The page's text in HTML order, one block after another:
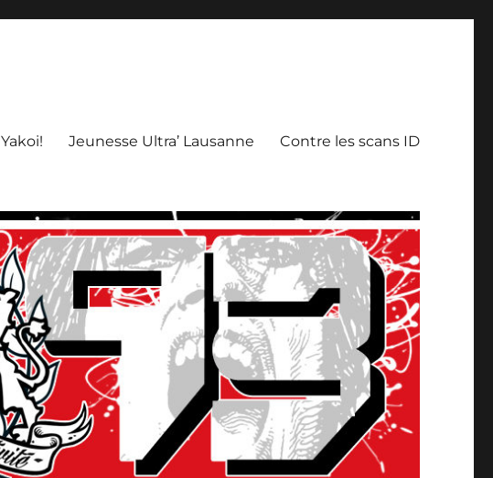
Yakoi! Jeunesse Ultra’ Lausanne Contre les scans ID